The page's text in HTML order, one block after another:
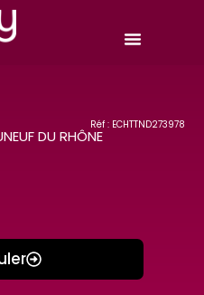
Réf : ECHTTND273978
DU RHÔNE